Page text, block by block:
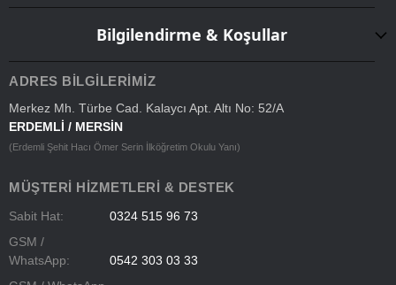
Bilgilendirme & Koşullar
ADRES BILGILERIMIZ
Merkez Mh. Türbe Cad. Kalaycı Apt. Altı No: 52/A
ERDEMLİ / MERSİN
(Erdemli Şehit Hacı Ömer Serin İlköğretim Okulu Yanı)
MÜŞTERI HIZMETLERI & DESTEK
Sabit Hat:
0324 515 96 73
GSM /
WhatsApp:
0542 303 03 33